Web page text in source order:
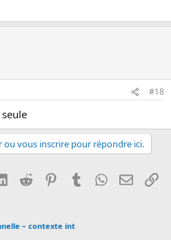
#18
ou vous inscrire pour répondre ici.
LinkedInReddit PinterestTumblrWhatsApp
Email
– contexte int